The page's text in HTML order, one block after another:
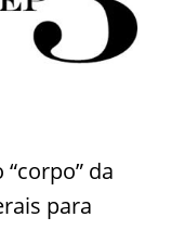
da
para